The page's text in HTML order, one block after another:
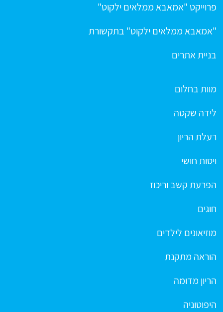
פרוייקט "אמאבא ממלאים ילקוט"
"אמאבא ממלאים ילקוט" בתקשורת
בניית אתרים
מוות בחלום
לידה שקטה
רעלת הריון
ויסות חושי
הפרעת קשב וריכוז
חוגים
מוזיאונים לילדים
הוראה מתקנת
הריון מדומה
היפוטוניה